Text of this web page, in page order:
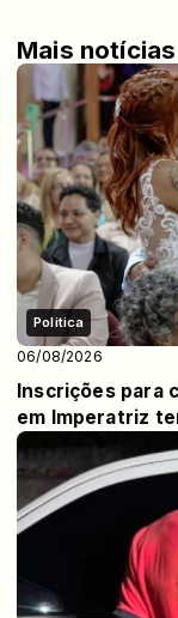
Mais notícias
Politica
06/08/2026
Inscrições para
em Imperatriz